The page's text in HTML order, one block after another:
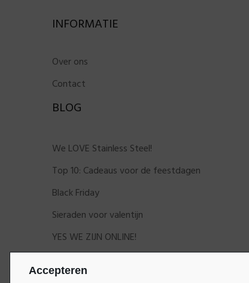
Accepteren
INFORMATIE
Over ons
Contact
BLOG
We LOVE Stainless Steel!
Top 10: Cadeaus voor de feestdagen
Black Friday
Sieraden voor valentijn
YES WE ZIJN ONLINE!